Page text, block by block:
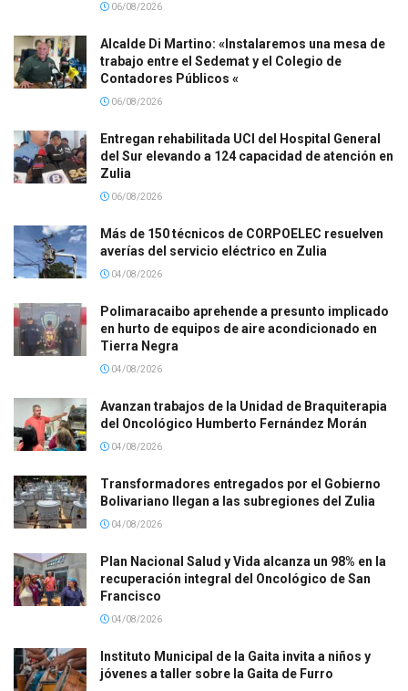
06/08/2026
Alcalde Di Martino: «Instalaremos una mesa de
trabajo entre el Sedemat y el Colegio de
Contadores Públicos «
06/08/2026
Entregan rehabilitada UCI del Hospital General
del Sur elevando a 124 capacidad de atención en
Zulia
06/08/2026
Más de 150 técnicos de CORPOELEC resuelven
averías del servicio eléctrico en Zulia
04/08/2026
Polimaracaibo aprehende a presunto implicado
en hurto de equipos de aire acondicionado en
Tierra Negra
04/08/2026
Avanzan trabajos de la Unidad de Braquiterapia
del Oncológico Humberto Fernández Morán
04/08/2026
Transformadores entregados por el Gobierno
Bolivariano llegan a las subregiones del Zulia
04/08/2026
Plan Nacional Salud y Vida alcanza un 98% en la
recuperación integral del Oncológico de San
Francisco
04/08/2026
Instituto Municipal de la Gaita invita a niños y
jóvenes a taller sobre la Gaita de Furro